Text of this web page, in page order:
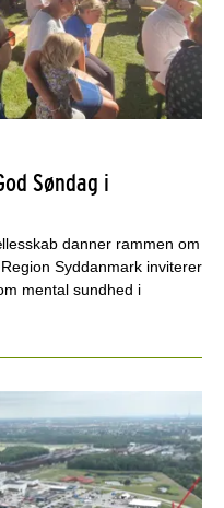
Søndag i
danner rammen om
Syddanmark inviterer
mental sundhed i